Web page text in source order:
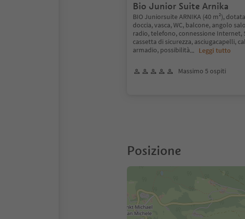
Bio Junior Suite Arnika
BIO Juniorsuite ARNIKA (40 m²),
doccia, vasca, WC, balcone, angolo
radio, telefono, connessione Internet,
cassetta di sicurezza, asciugacapelli,
armadio, possibilità... Leggi tutto
Massimo 5 ospiti
Posizione